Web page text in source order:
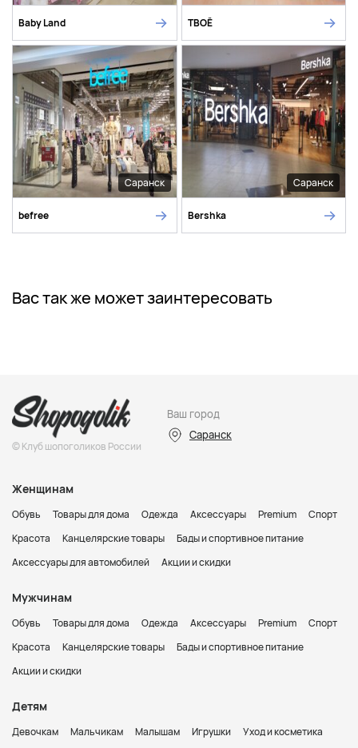
Baby Land ТВОЁ
Саранск
befree
Саранск
Bershka
Вас так же может заинтересовать
© Клуб шопоголиков России
Ваш город
Саранск
Женщинам
Обувь Товары для дома Одежда Аксессуары Premium
Спорт
Красота
Канцелярские товары
Бады и спортивное питание
Аксессуары для автомобилей
Акции и скидки
Мужчинам
Обувь Товары для дома Одежда Аксессуары Premium
Спорт
Красота
Канцелярские товары
Бады и спортивное питание
Акции и скидки
Детям
Девочкам Мальчикам Малышам Игрушки
Уход и косметика